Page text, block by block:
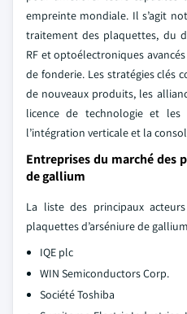
empreinte mondiale. Il s’agit
traitement des plaquettes, du
RF et optoélectroniques
de fonderie. Les stratégies clés
de nouveaux produits, les
licence de technologie et les
l’intégration verticale et la
Entreprises du marché des
de gallium
La liste des principaux
plaquettes d’arséniure de
IQE plc
WIN Semiconductors Corp.
Société Toshiba